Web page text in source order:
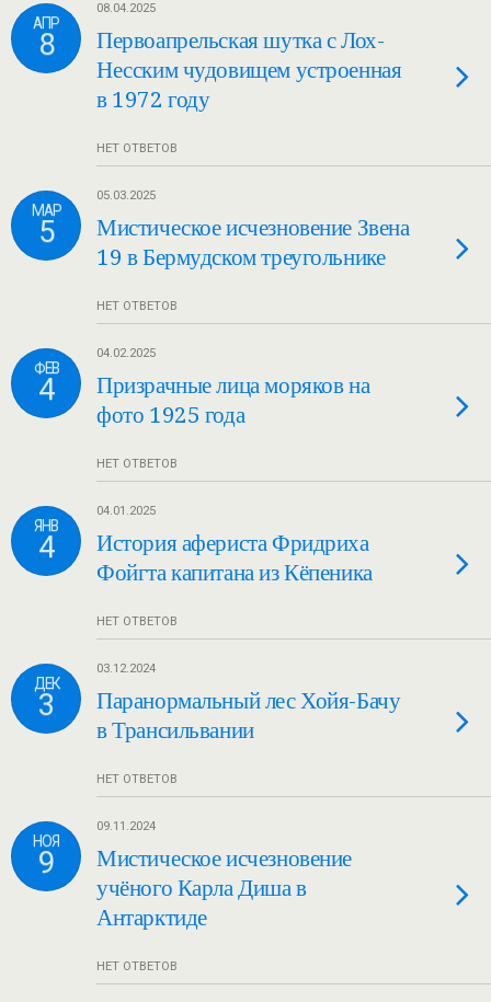
АПР
8
08.04.2025
Первоапрельская шутка с Лох-
Несским чудовищем устроенная
в 1972 году
НЕТ ОТВЕТОВ
МАР
5
05.03.2025
Мистическое исчезновение Звена
19 в Бермудском треугольнике
НЕТ ОТВЕТОВ
ФЕВ
4
04.02.2025
Призрачные лица моряков на
фото 1925 года
НЕТ ОТВЕТОВ
ЯНВ
4
04.01.2025
История афериста Фридриха
Фойгта капитана из Кёпеника
НЕТ ОТВЕТОВ
ДЕК
3
03.12.2024
Паранормальный лес Хойя-Бачу
в Трансильвании
НЕТ ОТВЕТОВ
НОЯ
9
09.11.2024
Мистическое исчезновение
учёного Карла Диша в
Антарктиде
НЕТ ОТВЕТОВ